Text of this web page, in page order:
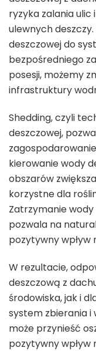
ryzyka zalania
ulewnych
deszczowej do
bezpośredniego
posesji, możemy
infrastruktury
Shedding, czyli
deszczowej,
kierowanie wody
obszarów
korzystne dla
Zatrzymanie
pozwala na
pozytywny wpływ
W rezultacie,
deszczową z
środowiska, jak i
system zbierania i
może przynieść
pozytywny wpływ